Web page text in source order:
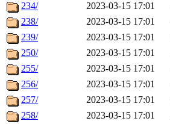
234/
2023-03-15 17:01
238/
2023-03-15 17:01
239/
2023-03-15 17:01
250/
2023-03-15 17:01
255/
2023-03-15 17:01
256/
2023-03-15 17:01
257/
2023-03-15 17:01
258/
2023-03-15 17:01